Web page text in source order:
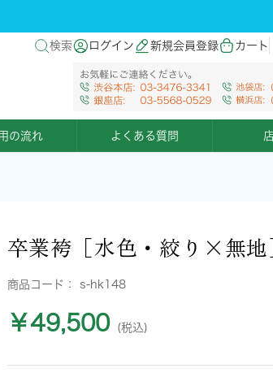
検索 ログイン 新規会員登録 カート
の流れ よくある質問
卒業袴［水色・絞り×無地
商品コード： s-hk148
￥49,500 (税込)